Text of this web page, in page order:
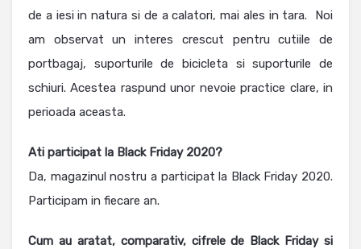
de a iesi in natura si de a calatori, mai ales in tara.
Noi
am observat un interes crescut pentru cutiile de
portbagaj, suporturile de bicicleta si suporturile de
schiuri. Acestea raspund unor nevoie practice clare, in
perioada aceasta.
Ati participat la Black Friday 2020?
Da, magazinul nostru a participat la Black Friday 2020.
Participam in fiecare an.
Cum au aratat, comparativ, cifrele de Black Friday si